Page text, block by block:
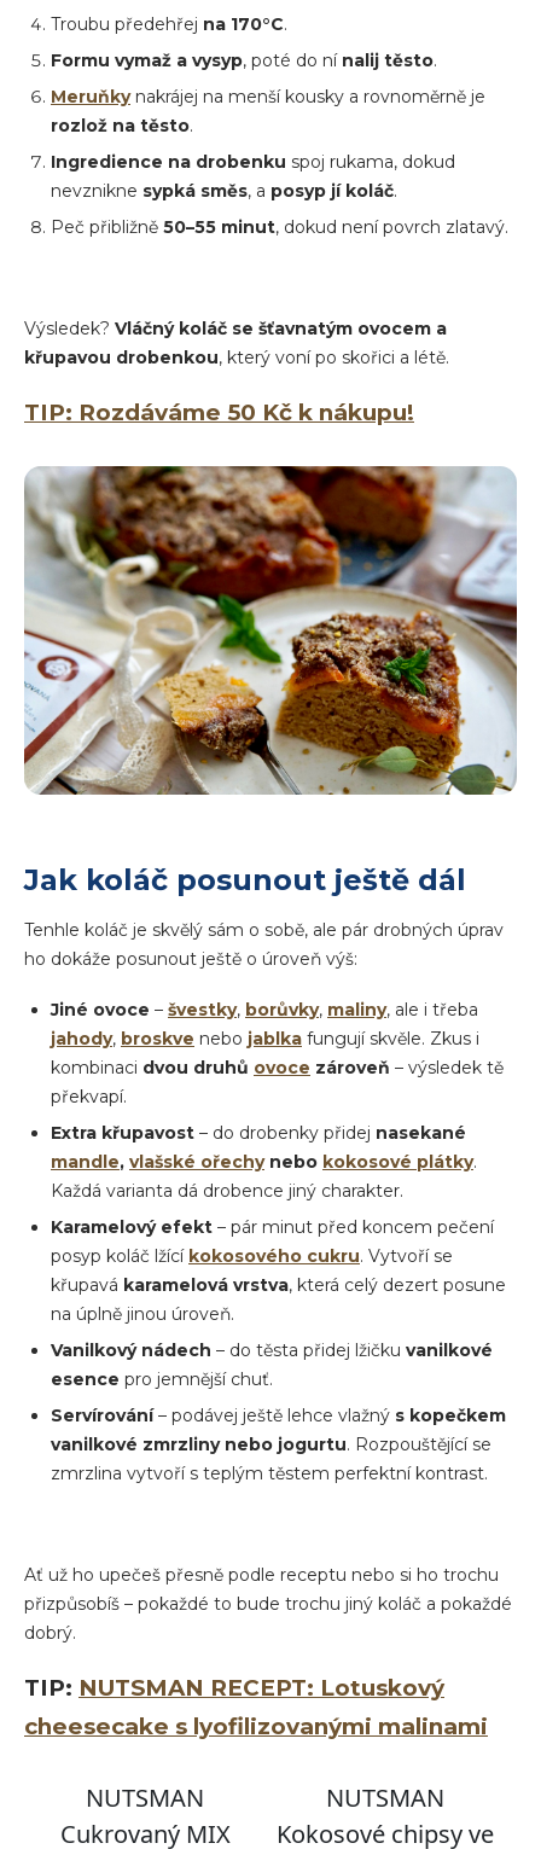
Troubu předehřej na 170°C.
Formu vymaž a vysyp, poté do ní nalij těsto.
Meruňkynakrájej na menší kousky a rovnoměrně je
rozlož na těsto.
Ingredience na drobenku spoj rukama, dokud
nevznikne sypká směs, a posyp jí koláč.
Peč přibližně 50–55 minut, dokud není povrch zlatavý.
Výsledek? Vláčný koláč se šťavnatým ovocem a
křupavou drobenkou, který voní po skořici a létě.
TIP: Rozdáváme 50 Kč k nákupu!
Jak koláč posunout ještě dál
Tenhle koláč je skvělý sám o sobě, ale pár drobných úprav
ho dokáže posunout ještě o úroveň výš:
Jiné ovoce – švestky, borůvky, maliny, ale i třeba
jahody, broskve nebo jablka fungují skvěle. Zkus i
kombinaci dvou druhů ovoce zároveň – výsledek tě
překvapí.
Extra křupavost – do drobenky přidej nasekané
mandle, vlašské ořechy nebo kokosové plátky.
Každá varianta dá drobence jiný charakter.
Karamelový efekt – pár minut před koncem pečení
posyp koláč lžící kokosového cukru. Vytvoří se
křupavá karamelová vrstva, která celý dezert posune
na úplně jinou úroveň.
Vanilkový nádech – do těsta přidej lžičku vanilkové
esence pro jemnější chuť.
Servírování– podávej ještě lehce vlažný s kopečkem
vanilkové zmrzliny nebo jogurtu. Rozpouštějící se
zmrzlina vytvoří s teplým těstem perfektní kontrast.
Ať už ho upečeš přesně podle receptu nebo si ho trochu
přizpůsobíš – pokaždé to bude trochu jiný koláč a pokaždé
dobrý.
TIP: NUTSMAN RECEPT: Lotuskový
cheesecake s lyofilizovanými malinami